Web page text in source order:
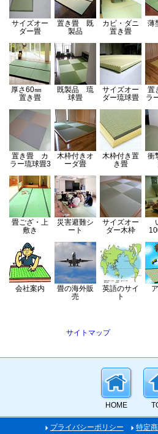
サイズオー
ダー畳
置き畳 既
製品
カビ・ダニ
置き畳
薄
厚さ60㎜
置き畳
既製品 琉
球畳
サイズオー
ダー琉球畳
置
ラ
置き畳 カ
ラー琉球畳3
木枠付きオ
ーダ畳
木枠付き置
き畳
衝
畳ござ・上
敷き
災害避難シ
ート
サイズオー
ダー木枠
会社案内
畳の海外販
売
英語のサイ
ト
サイトマップ
HOME
プライバシーポリシー 特定